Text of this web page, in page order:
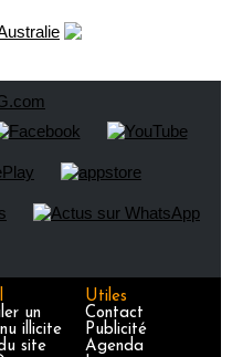
un
illicite
site
Utiles
Contact
Publicité
Agenda